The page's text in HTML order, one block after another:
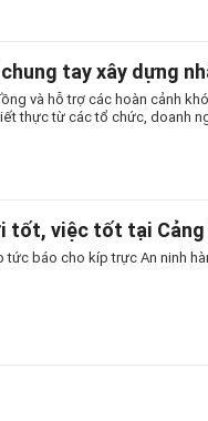
tay xây dựng
và hỗ trợ các hoàn cảnh
thực từ các tổ chức, doanh
tốt, việc tốt tại Cảng
tức báo cho kíp trực An ninh